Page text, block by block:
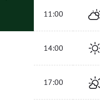
11:00
14:00
17:00